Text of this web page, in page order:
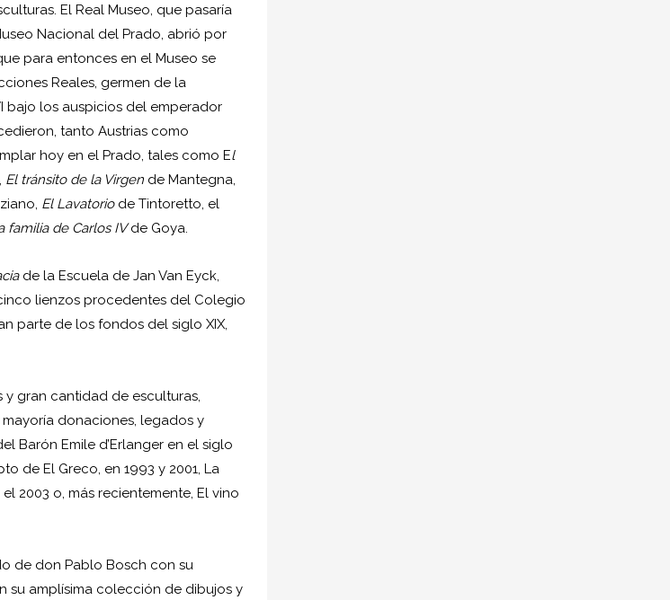
El Real Museo, que pasaría
Nacional del Prado, abrió por
para entonces en el Museo se
Reales, germen de la
bajo los auspicios del emperador
tanto Austrias como
hoy en el Prado, tales como El
El tránsito de la Virgen de Mantegna,
El Lavatoriode Tintoretto, el
familia de Carlos IVde Goya.
de la Escuela de Jan Van Eyck,
lienzos procedentes del Colegio
parte de los fondos del siglo XIX,
gran cantidad de esculturas,
donaciones, legados y
Barón Emile d’Erlanger en el siglo
de El Greco, en 1993 y 2001, La
2003 o, más recientemente, El vino
de don Pablo Bosch con su
su amplísima colección de dibujos y